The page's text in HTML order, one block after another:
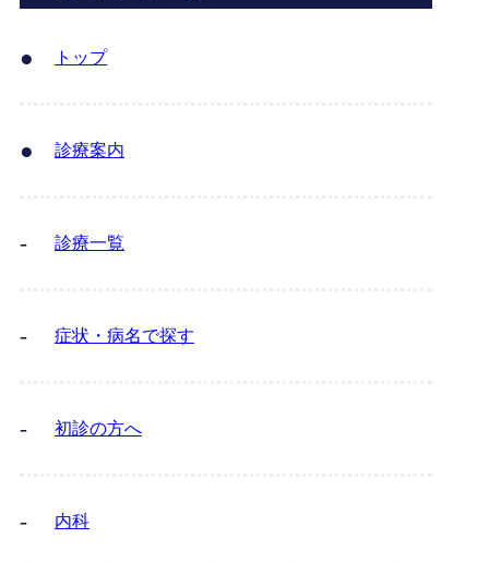
トップ
診療案内
診療一覧
症状・病名で探す
初診の方へ
内科